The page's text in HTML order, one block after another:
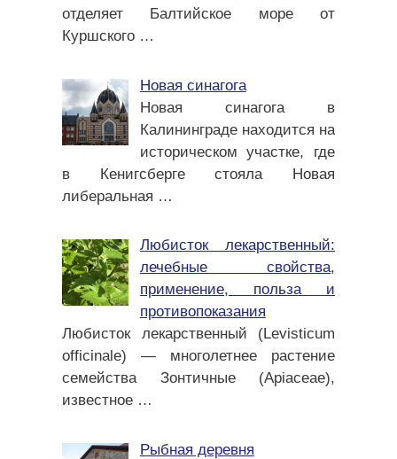
отделяет Балтийское море от
Куршского …
Новая синагога
Новая синагога в
Калининграде находится на
историческом участке, где
в Кенигсберге стояла Новая
либеральная …
Любисток лекарственный:
лечебные свойства,
применение, польза и
противопоказания
Любисток лекарственный (Levisticum
officinale) — многолетнее растение
семейства Зонтичные (Apiaceae),
известное …
Рыбная деревня